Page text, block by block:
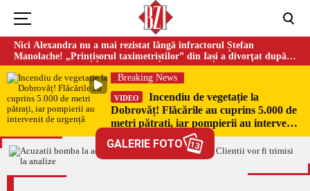
Nici Alexandra nu a mai rezistat lângă infractorul Ștefan
Manolache! „Prințișorul taximetriștilor” din Iași a divorţat după
doi ani de căsnicie
Breaking News
VIDEO
Incendiu de vegetație la
Dobrovăț! Flăcările au cuprins 5.000 de
metri pătrați, iar pompierii au intervenit
GALERIE FOTO 13